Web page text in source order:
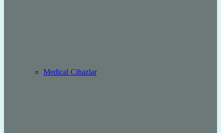
Medical Cihazlar